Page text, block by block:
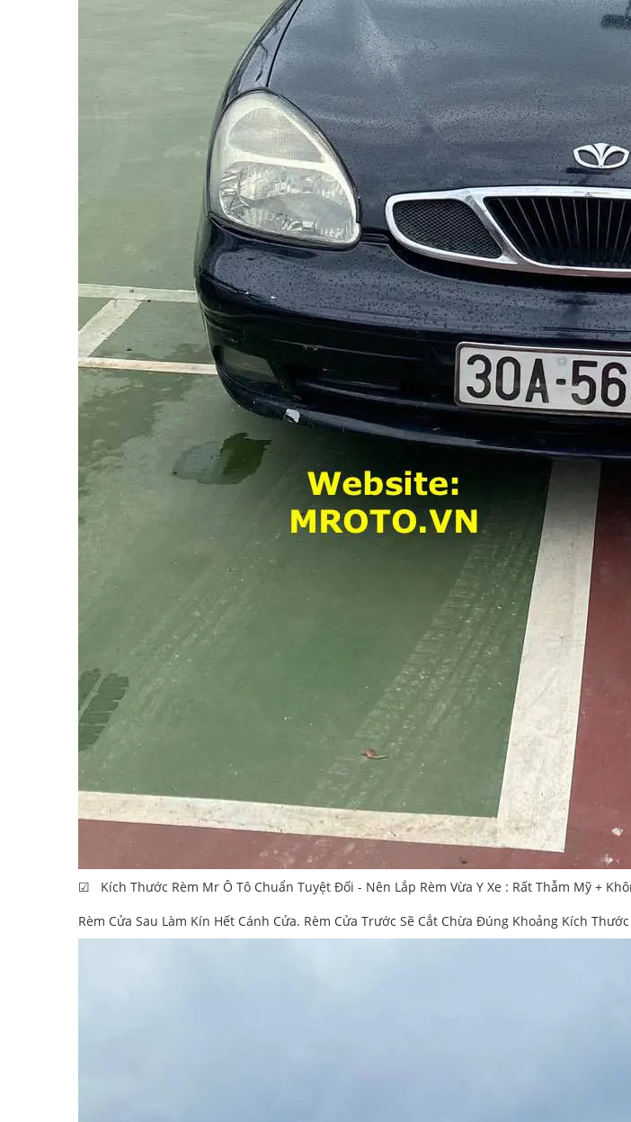
☑ Kích Thước Rèm Mr Ô Tô Chuẩn Tuyệt Đối - Nên Lắp Rèm Vừa Y Xe : Rất Thẫm Mỹ +
Rèm Cửa Sau Làm Kín Hết Cánh Cửa. Rèm Cửa Trước Sẽ Cắt Chừa Đúng Khoảng Kích